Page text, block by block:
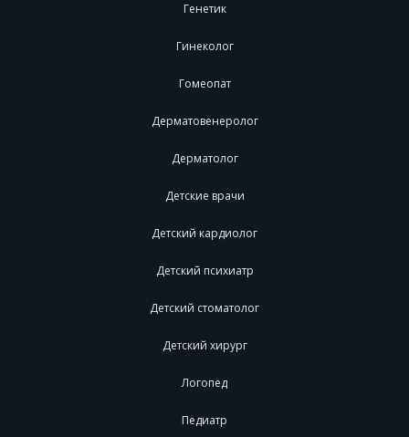
Генетик
Гинеколог
Гомеопат
Дерматовенеролог
Дерматолог
Детские врачи
Детский кардиолог
Детский психиатр
Детский стоматолог
Детский хирург
Логопед
Педиатр